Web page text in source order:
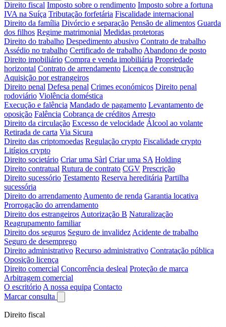
Direito fiscal Imposto sobre o rendimento Imposto sobre a fortuna
IVA na Suíça Tributação forfetária Fiscalidade internacional
Direito da família Divórcio e separação Pensão de alimentos Guarda
dos filhos Regime matrimonial Medidas protetoras
Direito do trabalho Despedimento abusivo Contrato de trabalho
Assédio no trabalho Certificado de trabalho Abandono de posto
Direito imobiliário Compra e venda imobiliária Propriedade
horizontal Contrato de arrendamento Licença de construção
Aquisição por estrangeiros
Direito penal Defesa penal Crimes económicos Direito penal
rodoviário Violência doméstica
Execução e falência Mandado de pagamento Levantamento de
oposição Falência Cobrança de créditos Arresto
Direito da circulação Excesso de velocidade Álcool ao volante
Retirada de carta Via Sicura
Direito das criptomoedas Regulação crypto Fiscalidade crypto
Litígios crypto
Direito societário Criar uma Sàrl Criar uma SA Holding
Direito contratual Rutura de contrato CGV Prescrição
Direito sucessório Testamento Reserva hereditária Partilha
sucessória
Direito do arrendamento Aumento de renda Garantia locativa
Prorrogação do arrendamento
Direito dos estrangeiros Autorização B Naturalização
Reagrupamento familiar
Direito dos seguros Seguro de invalidez Acidente de trabalho
Seguro de desemprego
Direito administrativo Recurso administrativo Contratação pública
Oposição licença
Direito comercial Concorrência desleal Proteção de marca
Arbitragem comercial
O escritório A nossa equipa Contacto
Marcar consulta
Direito fiscal